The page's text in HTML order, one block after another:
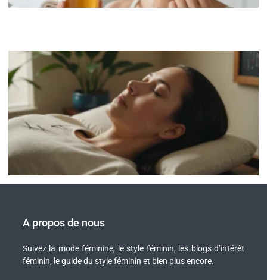
A propos de nous
Suivez la mode féminine, le style féminin, les blogs d’intérêt
féminin, le guide du style féminin et bien plus encore.